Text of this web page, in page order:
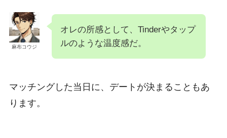
麻布コウジ
オレの所感として、Tinderやタップ
ルのような温度感だ。
マッチングした当日に、デートが決まることもあ
ります。